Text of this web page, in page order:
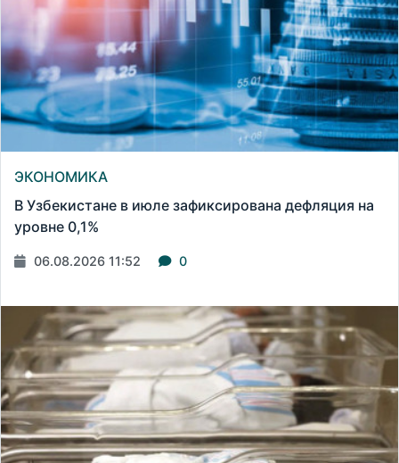
ЭКОНОМИКА
В Узбекистане в июле зафиксирована дефляция на
уровне 0,1%
06.08.2026 11:52 0